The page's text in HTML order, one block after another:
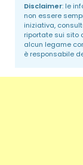
Disclaimer: le
non essere
iniziativa,
riportate sui sito
alcun legame
è responsabile